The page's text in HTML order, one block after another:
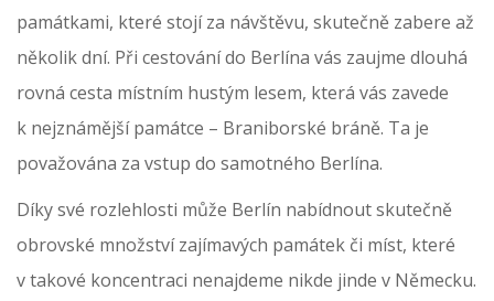
památkami, které stojí za návštěvu, skutečně zabere až
několik dní. Při cestování do Berlína vás zaujme dlouhá
rovná cesta místním hustým lesem, která vás zavede
k nejznámější památce – Braniborské bráně. Ta je
považována za vstup do samotného Berlína.
Díky své rozlehlosti může Berlín nabídnout skutečně
obrovské množství zajímavých památek či míst, které
v takové koncentraci nenajdeme nikde jinde v Německu.